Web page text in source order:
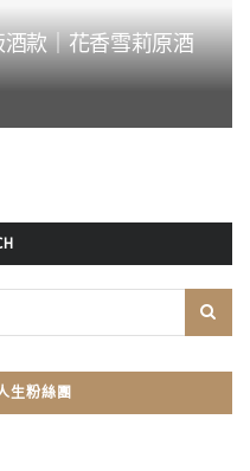
款｜花香雪莉原酒
生粉絲團